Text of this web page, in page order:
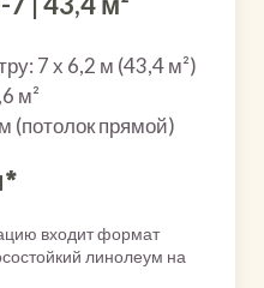
7 х 6,2 м (43,4 м²)
м²
(потолок прямой)
входит формат
линолеум на